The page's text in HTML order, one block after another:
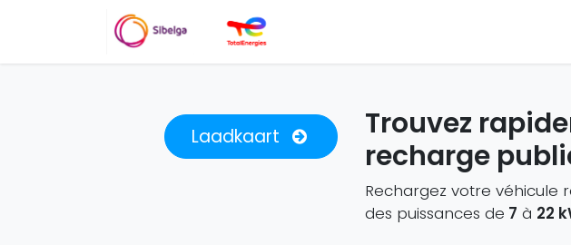
Laadkaart
Trouvez
recharge
Rechargez votre
des puissances de 7 à 22